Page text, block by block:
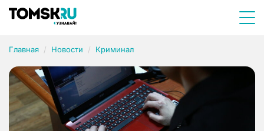
Главная Новости Криминал